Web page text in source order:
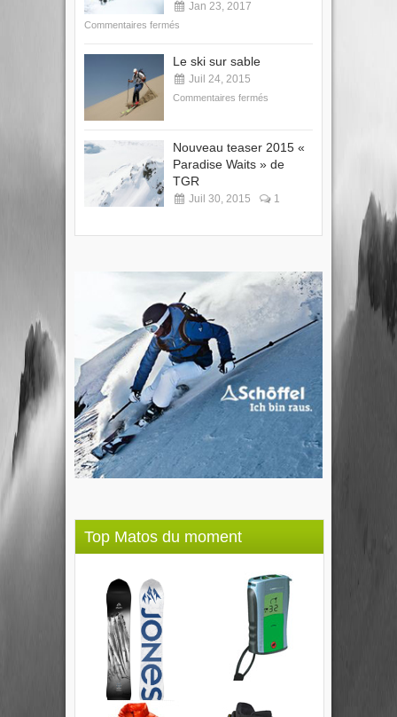
Jan 23, 2017
Commentaires fermés
Le ski sur sable
Juil 24, 2015
Commentaires fermés
Nouveau teaser 2015 «
Paradise Waits » de
TGR
Juil 30, 2015 1
Top Matos du moment